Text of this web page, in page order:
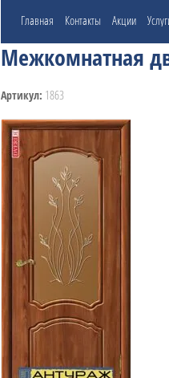
Главная Контакты Акции
Межкомнатная
Артикул: 1863